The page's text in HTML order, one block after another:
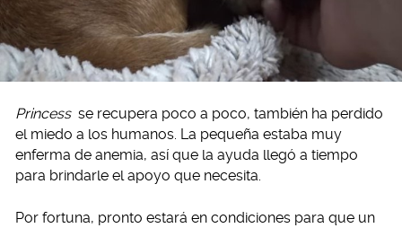
Princess se recupera poco a poco, también ha perdido
el miedo a los humanos. La pequeña estaba muy
enferma de anemia, así que la ayuda llegó a tiempo
para brindarle el apoyo que necesita.
Por fortuna, pronto estará en condiciones para que un